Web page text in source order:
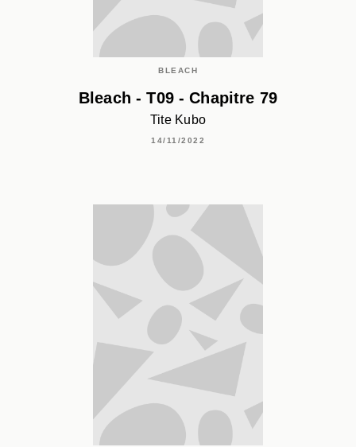
BLEACH
Bleach - T09 - Chapitre 79
Tite Kubo
14/11/2022